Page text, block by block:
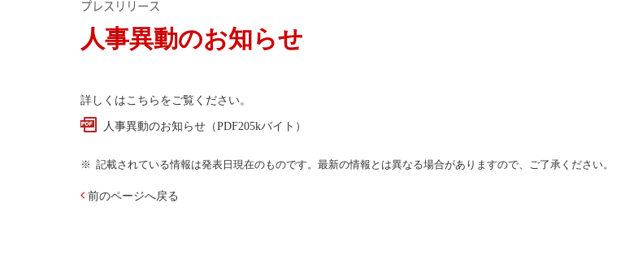
プレスリリース
人事異動のお知らせ
詳しくはこちらをご覧ください。
人事異動のお知らせ（PDF205kバイト）
記載されている情報は発表日現在のものです。最新の情報とは異なる場合がありますので、ご了承ください。
前のページへ戻る